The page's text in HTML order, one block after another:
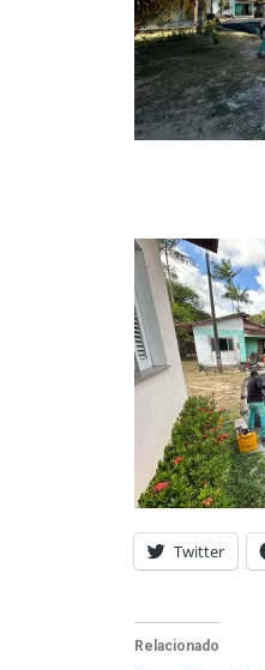
Twitter
Relacionado